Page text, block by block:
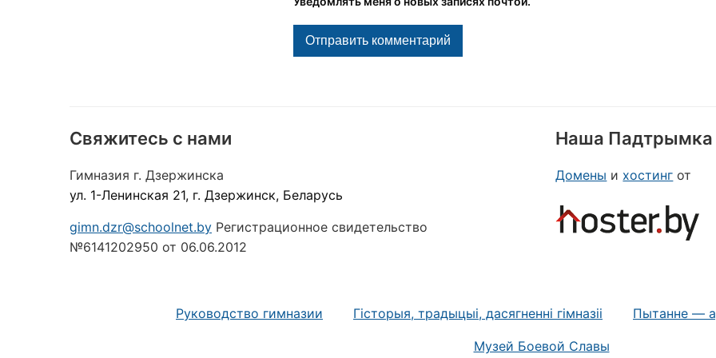
Свяжитесь с нами
Гимназия г. Дзержинска
ул. 1-Ленинская 21, г. Дзержинск, Беларусь
gimn.dzr@schoolnet.by Регистрационное свидетельство
№6141202950 от 06.06.2012
Наша Падтрымка
Домены и хостинг от
Руководство гимназии Гісторыя, традыцыі, дасягненні гімназіі Пытанне —
Mузей Боевой Славы